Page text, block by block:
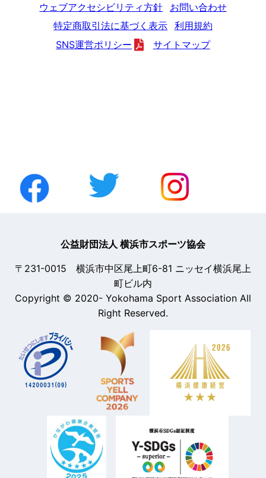
ウェブアクセシビリティ方針
お問い合わせ
特定商取引法に基づく表示 利用規約
SNS運営ポリシー
サイトマップ
公益財団法人 横浜市スポーツ協会
〒231-0015 横浜市中区尾上町6-81 ニッセイ横浜尾上
町ビル内
Copyright © 2020- Yokohama Sport Association All
Right Reserved.